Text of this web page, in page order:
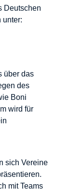
Deutschen
unter:
über das
des
Boni
wird für
sich Vereine
mit Teams